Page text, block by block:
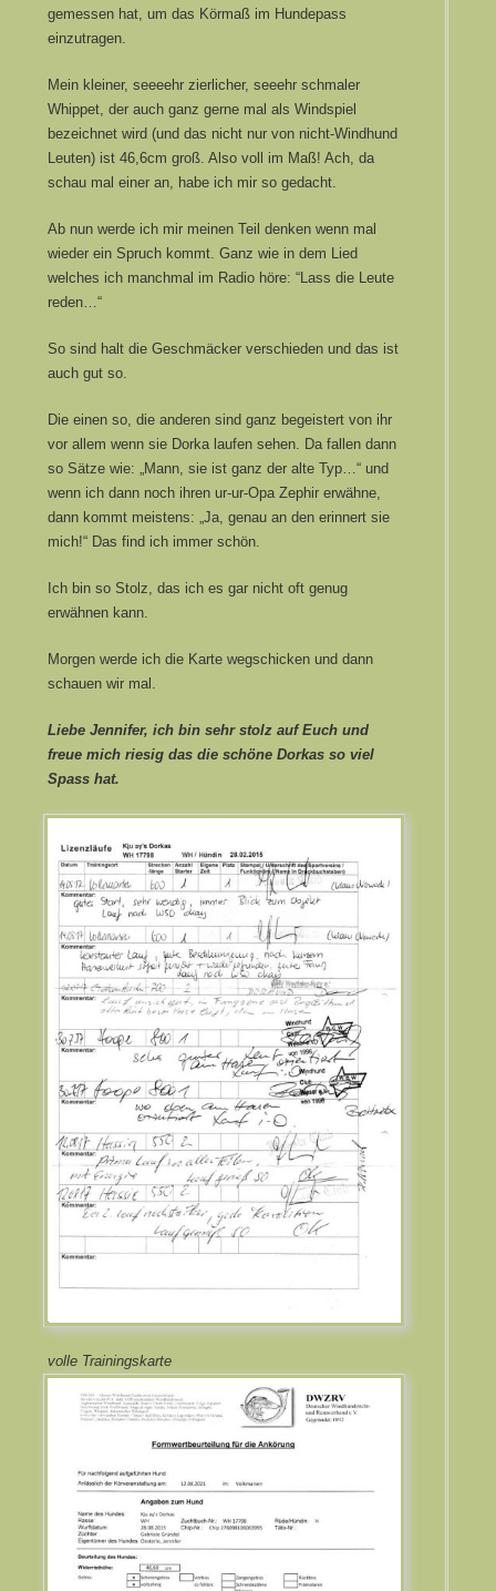
gemessen hat, um das Körmaß im Hundepass
einzutragen.
Mein kleiner, seeeehr zierlicher, seeehr schmaler
Whippet, der auch ganz gerne mal als Windspiel
bezeichnet wird (und das nicht nur von nicht-Windhund
Leuten) ist 46,6cm groß. Also voll im Maß! Ach, da
schau mal einer an, habe ich mir so gedacht.
Ab nun werde ich mir meinen Teil denken wenn mal
wieder ein Spruch kommt. Ganz wie in dem Lied
welches ich manchmal im Radio höre: “Lass die Leute
reden…“
So sind halt die Geschmäcker verschieden und das ist
auch gut so.
Die einen so, die anderen sind ganz begeistert von ihr
vor allem wenn sie Dorka laufen sehen. Da fallen dann
so Sätze wie: „Mann, sie ist ganz der alte Typ…“ und
wenn ich dann noch ihren ur-ur-Opa Zephir erwähne,
dann kommt meistens: „Ja, genau an den erinnert sie
mich!“ Das find ich immer schön.
Ich bin so Stolz, das ich es gar nicht oft genug
erwähnen kann.
Morgen werde ich die Karte wegschicken und dann
schauen wir mal.
Liebe Jennifer, ich bin sehr stolz auf Euch und
freue mich riesig das die schöne Dorkas so viel
Spass hat.
volle Trainingskarte